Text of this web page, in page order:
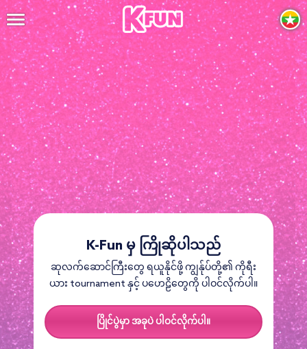
K-Fun မှ ကြိုဆိုပါသည်
ဆုလက်ဆောင်ကြီးတွေ ရယူနိုင်ဖို့ ကျွန်ုပ်တို့၏ ကိုရီး
ယား tournament နှင့် ပဟေဠိတွေကို ပါဝင်လိုက်ပါ။
ပြိုင်ပွဲမှာ အခုပဲ ပါဝင်လိုက်ပါ။